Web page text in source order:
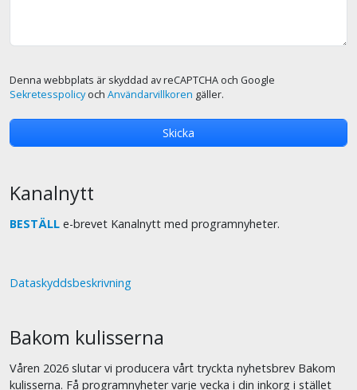
Denna webbplats är skyddad av reCAPTCHA och Google
Sekretesspolicyoch Användarvillkoren gäller.
Kanalnytt
BESTÄLL e-brevet Kanalnytt med programnyheter.
Dataskyddsbeskrivning
Bakom kulisserna
Våren 2026 slutar vi producera vårt tryckta nyhetsbrev Bakom
kulisserna. Få programnyheter varje vecka i din inkorg i stället